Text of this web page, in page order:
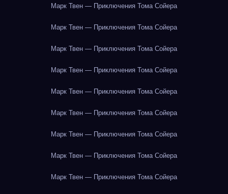
Марк Твен — Приключения Тома Сойера
Марк Твен — Приключения Тома Сойера
Марк Твен — Приключения Тома Сойера
Марк Твен — Приключения Тома Сойера
Марк Твен — Приключения Тома Сойера
Марк Твен — Приключения Тома Сойера
Марк Твен — Приключения Тома Сойера
Марк Твен — Приключения Тома Сойера
Марк Твен — Приключения Тома Сойера